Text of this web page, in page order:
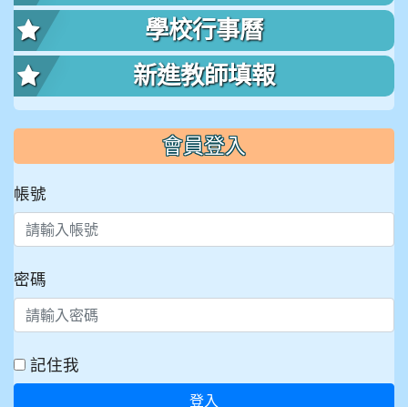
學校行事曆
新進教師填報
會員登入
帳號
密碼
記住我
登入